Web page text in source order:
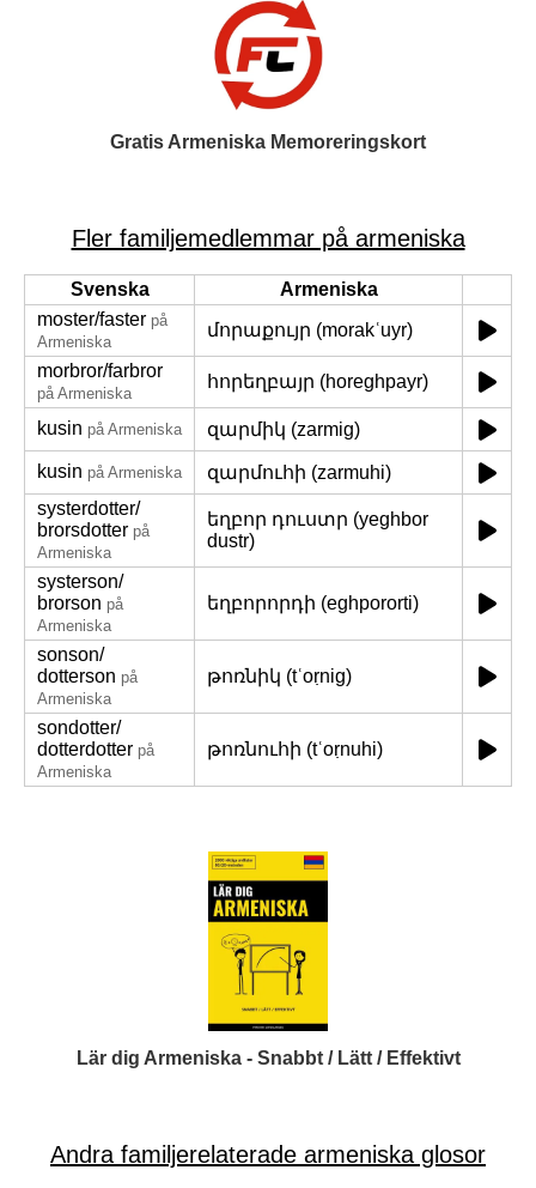
Gratis Armeniska Memoreringskort
Fler familjemedlemmar på armeniska
Svenska
Armeniska
moster/faster på
Armeniska
մորաքույր (morakʿuyr)
morbror/farbror
på Armeniska
հորեղբայր (horeghpayr)
kusin på Armeniska զարմիկ (zarmig)
kusin på Armeniska
զարմուհի (zarmuhi)
systerdotter/
brorsdotter på
Armeniska
եղբոր դուստր (yeghbor
dustr)
systerson/
brorson på
Armeniska
եղբորորդի (eghpororti)
sonson/
dotterson på
Armeniska
թոռնիկ (tʿoṛnig)
sondotter/
dotterdotter på
Armeniska
թոռնուհի (tʿoṛnuhi)
Lär dig Armeniska - Snabbt / Lätt / Effektivt
Andra familjerelaterade armeniska glosor